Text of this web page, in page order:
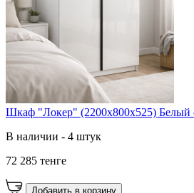
Шкаф "Локер" (2200х800х525) Белый
В наличии - 4 штук
72 285 тенге
Добавить в корзину